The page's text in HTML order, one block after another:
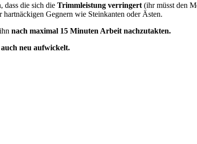
dass die sich die Trimmleistung verringert (ihr müsst den
hartnäckigen Gegnern wie Steinkanten oder Ästen.
nach maximal 15 Minuten Arbeit nachzutakten.
neu aufwickelt.